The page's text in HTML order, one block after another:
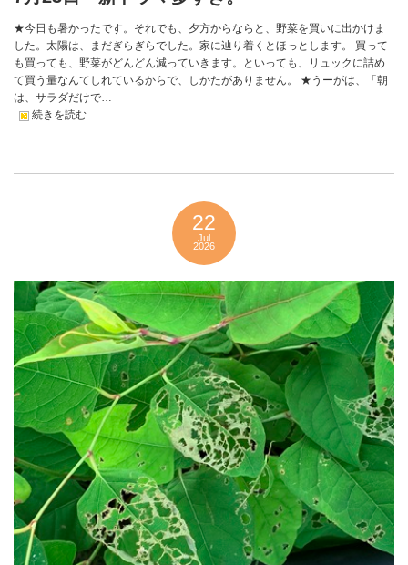
★今日も暑かったです。それでも、夕方からならと、野菜を買いに出かけま
した。太陽は、まだぎらぎらでした。家に辿り着くとほっとします。 買って
も買っても、野菜がどんどん減っていきます。といっても、リュックに詰め
て買う量なんてしれているからで、しかたがありません。 ★うーがは、「朝
は、サラダだけで…
続きを読む
22
Jul
2026